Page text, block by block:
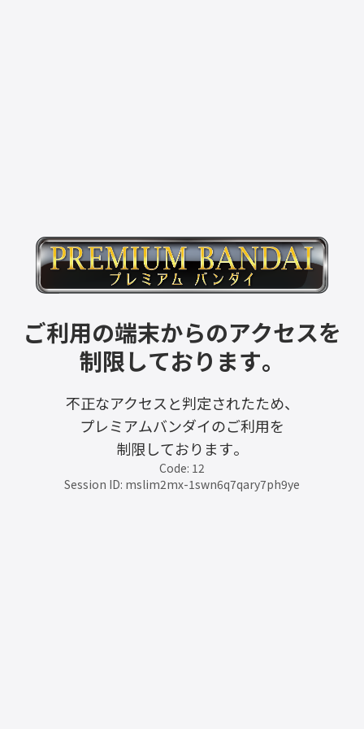
ご利用の端末からのアクセスを
制限しております。
不正なアクセスと判定されたため、
プレミアムバンダイのご利用を
制限しております。
Code: 12
Session ID: mslim2mx-1swn6q7qary7ph9ye